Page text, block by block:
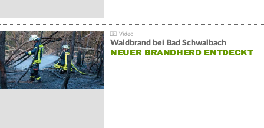
Waldbrand bei Bad Schwalbach
NEUER BRANDHERD ENTDECKT